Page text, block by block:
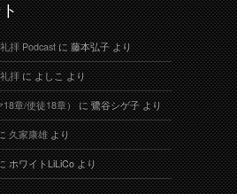
拝 Podcastに藤本弘子より
拝によしこより
章/使徒18章）に鷺谷シゲ子より
久家康雄より
ホワイトLiLiCoより